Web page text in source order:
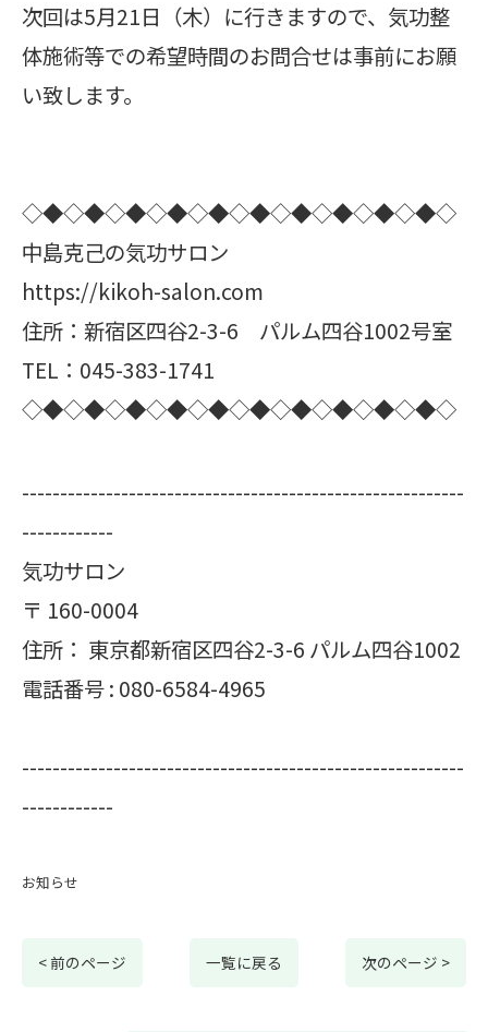
次回は5月21日（木）に行きますので、気功整
体施術等での希望時間のお問合せは事前にお願
い致します。
◇◆◇◆◇◆◇◆◇◆◇◆◇◆◇◆◇◆◇◆◇
中島克己の気功サロン
https://kikoh-salon.com
住所：新宿区四谷2-3-6 パルム四谷1002号室
TEL：045-383-1741
◇◆◇◆◇◆◇◆◇◆◇◆◇◆◇◆◇◆◇◆◇
----------------------------------------------------------
------------
気功サロン
〒 160-0004
住所： 東京都新宿区四谷2-3-6 パルム四谷1002
電話番号 : 080-6584-4965
----------------------------------------------------------
------------
お知らせ
< 前のページ 一覧に戻る 次のページ >